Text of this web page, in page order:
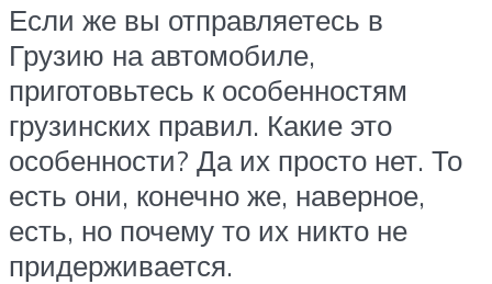
Если же вы отправляетесь в
Грузию на автомобиле,
приготовьтесь к особенностям
грузинских правил. Какие это
особенности? Да их просто нет. То
есть они, конечно же, наверное,
есть, но почему то их никто не
придерживается.